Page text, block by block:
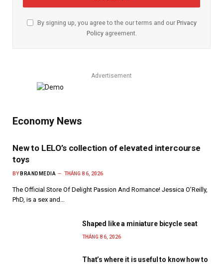
By signing up, you agree to the our terms and our Privacy
Policyagreement.
Advertisement
Economy News
New to LELO’s collection of elevated intercourse
toys
BY BRANDMEDIA THÁNG 8 6, 2026
The Official Store Of Delight Passion And Romance! Jessica O’Reilly,
PhD, is a sex and…
Shaped like a miniature bicycle seat
THÁNG 8 6, 2026
That’s where it is useful to know how to